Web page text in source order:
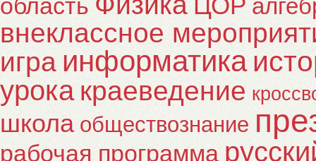
область
внеклассное
игра информатика
урока краеведение
школа обществознание
рабочая программа